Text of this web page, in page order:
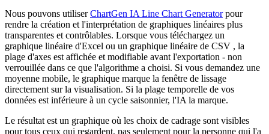
Nous pouvons utiliserChartGen IA Line Chart Generatorpour
rendre la création et l'interprétation de graphiques linéaires plus
transparentes et contrôlables. Lorsque vous téléchargez un
graphique linéaire d'Excel ou un graphique linéaire de CSV , la
plage d'axes est affichée et modifiable avant l'exportation - non
verrouillée dans ce que l'algorithme a choisi. Si vous demandez une
moyenne mobile, le graphique marque la fenêtre de lissage
directement sur la visualisation. Si la plage temporelle de vos
données est inférieure à un cycle saisonnier, l'IA la marque.
Le résultat est un graphique où les choix de cadrage sont visibles
pour tous ceux qui regardent, pas seulement pour la personne qui l'a